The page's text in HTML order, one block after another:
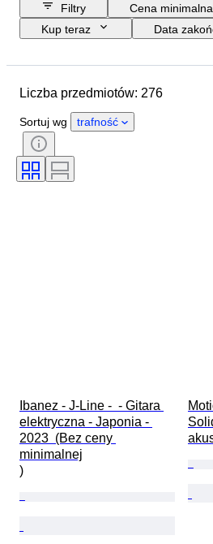
Filtry
Cena minimalna
Kup teraz
Data
Materiał
Stan
Okres
Przetestowany i działający
Liczba przedmiotów: 276
Sortuj wg trafność
Ibanez - J-Line -  - Gitara
elektryczna - Japonia -
2023  (Bez ceny
minimalnej
)